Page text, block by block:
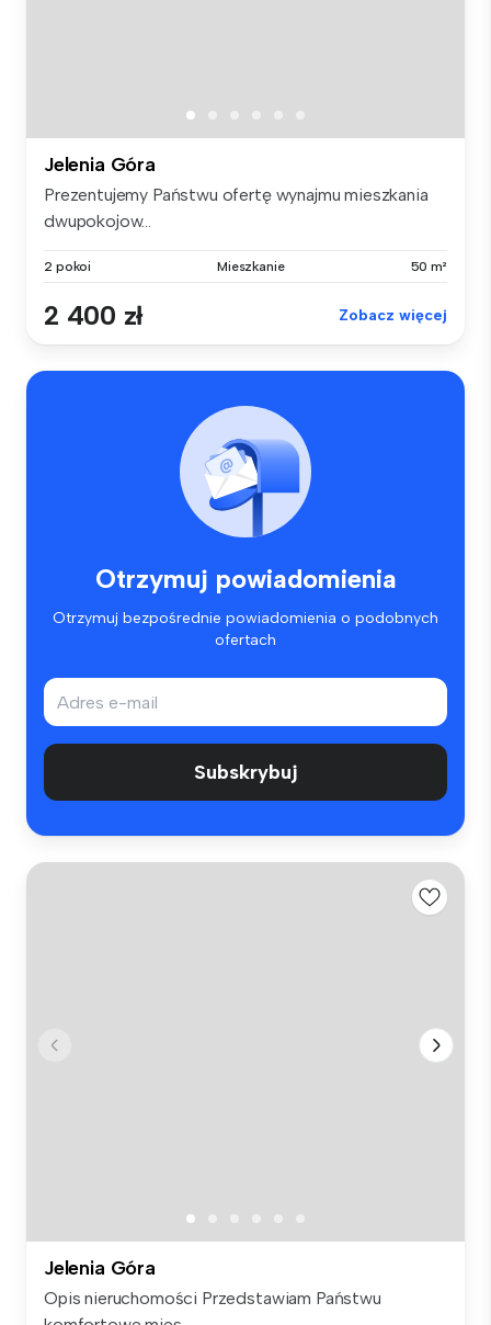
Jelenia Góra
Prezentujemy Państwu ofertę wynajmu mieszkania
dwupokojow...
2 pokoi Mieszkanie 50 m²
2 400 zł Zobacz więcej
Otrzymuj powiadomienia
Otrzymuj bezpośrednie powiadomienia o podobnych
ofertach
Subskrybuj
Jelenia Góra
Opis nieruchomości Przedstawiam Państwu